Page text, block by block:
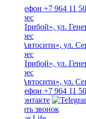
+7 964 11
ТЦ «Прибой», ул.
ТЦ «Автосити», ул.
ТЦ «Прибой», ул.
ТЦ «Автосити», ул.
+7 964 11
Заказать звонок